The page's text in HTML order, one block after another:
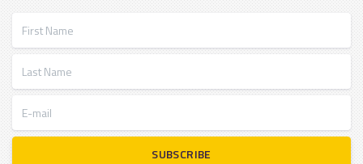
SUBSCRIBE